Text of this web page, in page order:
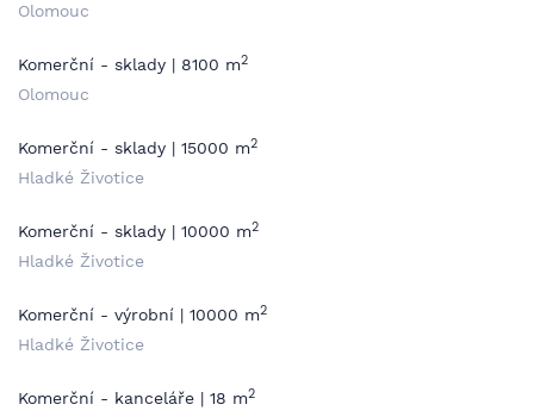
Olomouc
Komerční - sklady | 8100 m2
Olomouc
Komerční - sklady | 15000 m2
Hladké Životice
Komerční - sklady | 10000 m2
Hladké Životice
Komerční - výrobní | 10000 m2
Hladké Životice
Komerční - kanceláře | 18 m2